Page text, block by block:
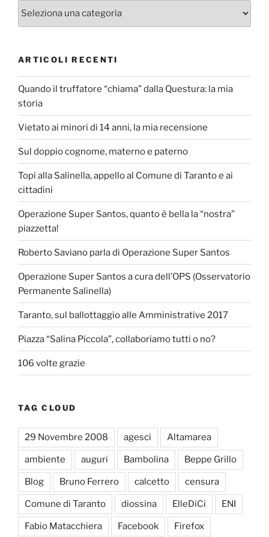
Categorie
ARTICOLI RECENTI
Quando il truffatore “chiama” dalla Questura: la mia
storia
Vietato ai minori di 14 anni, la mia recensione
Sul doppio cognome, materno e paterno
Topi alla Salinella, appello al Comune di Taranto e ai
cittadini
Operazione Super Santos, quanto è bella la “nostra”
piazzetta!
Roberto Saviano parla di Operazione Super Santos
Operazione Super Santos a cura dell’OPS (Osservatorio
Permanente Salinella)
Taranto, sul ballottaggio alle Amministrative 2017
Piazza “Salina Piccola”, collaboriamo tutti o no?
106 volte grazie
TAG CLOUD
29 Novembre 2008 agesci Altamarea
ambiente auguri Bambolina Beppe Grillo
Blog Bruno Ferrero calcetto censura
Comune di Taranto diossina ElleDiCi ENI
Fabio Matacchiera Facebook Firefox